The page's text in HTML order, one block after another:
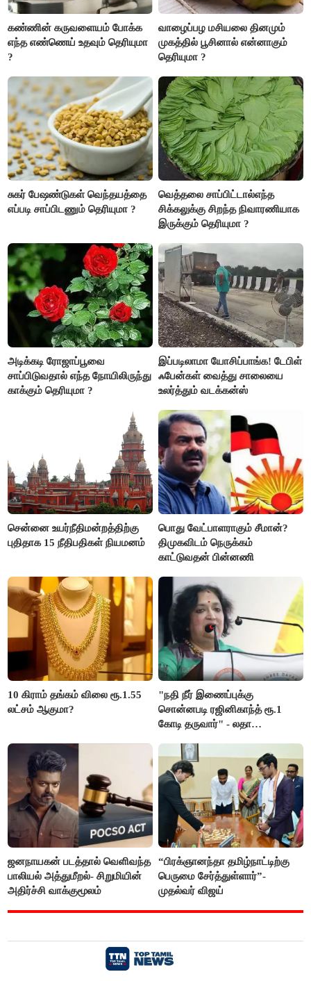
கண்ணின் கருவளையம் போக்க
எந்த எண்ணெய் உதவும் தெரியுமா
?
வாழைப்பழ மசியலை தினமும்
முகத்தில் பூசினால் என்னாகும்
தெரியுமா ?
சுகர் பேஷண்டுகள் வெந்தயத்தை
எப்படி சாப்பிடணும் தெரியுமா ?
வெத்தலை சாப்பிட்டால்எந்த
சிக்கலுக்கு சிறந்த நிவாரணியாக
இருக்கும் தெரியுமா ?
அடிக்கடி ரோஜாப்பூவை
சாப்பிடுவதால் எந்த நோயிலிருந்து
காக்கும் தெரியுமா ?
இப்படிலாமா யோசிப்பாங்க! டேபிள்
ஃபேன்கள் வைத்து சாலையை
உலர்த்தும் வடக்கன்ஸ்
சென்னை உயர்நீதிமன்றத்திற்கு
புதிதாக 15 நீதிபதிகள் நியமனம்
பொது வேட்பாளராகும் சீமான்?
திமுகவிடம் நெருக்கம்
காட்டுவதன் பின்னணி
10 கிராம் தங்கம் விலை ரூ.1.55
லட்சம் ஆகுமா?
"நதி நீர் இணைப்புக்கு
சொன்னபடி ரஜினிகாந்த் ரூ.1
கோடி தருவார்" - லதா
ஜனநாயகன் படத்தால் வெளிவந்த
பாலியல் அத்துமீறல்- சிறுமியின்
அதிர்ச்சி வாக்குமூலம்
“பிரக்ஞானந்தா தமிழ்நாட்டிற்கு
பெருமை சேர்த்துள்ளார்”-
முதல்வர் விஜய்